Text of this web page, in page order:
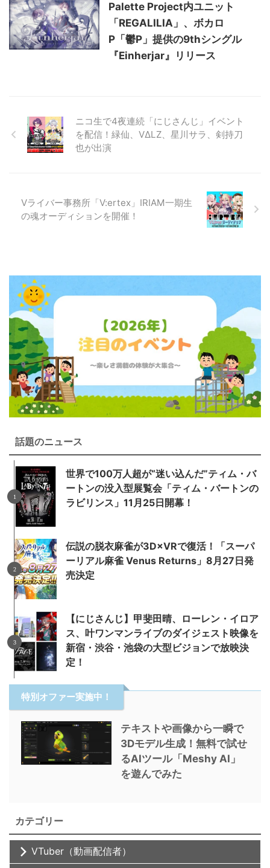
Palette Project内ユニット
「REGALILIA」、ボカロ
P「鬱P」提供の9thシングル
『Einherjar』リリース
ニコ生で4夜連続「にじさんじ」イベント
を配信！緑仙、VΔLZ、星川サラ、剣持刀
也が出演
Vライバー事務所「V:ertex」IRIAM一期生
の魂オーディションを開催！
話題のニュース
世界で100万人超が“迷い込んだ”ティム・バ
ートンの没入型展覧会「ティム・バートンの
ラビリンス」11月25日開幕！
伝説の脱衣麻雀が3D×VRで復活！「スーパ
ーリアル麻雀 Venus Returns」8月27日発
売決定
【にじさんじ】甲斐田晴、ローレン・イロア
ス、叶ワンマンライブのダイジェスト映像を
新宿・渋谷・池袋の大型ビジョンで放映決
定！
特別オファー実施中！
テキストや画像から一瞬で
3Dモデル生成！無料で試せ
るAIツール「Meshy AI」
を遊んでみた
カテゴリー
VTuber（動画配信者）